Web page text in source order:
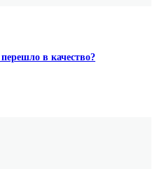
в качество?